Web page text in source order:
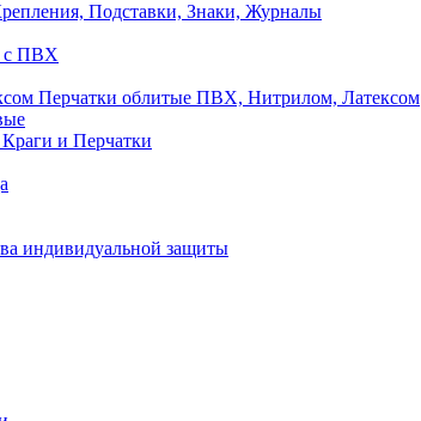
Подставки, Знаки, Журналы
с ПВХ
Перчатки облитые ПВХ, Нитрилом, Латексом
и Перчатки
индивидуальной защиты